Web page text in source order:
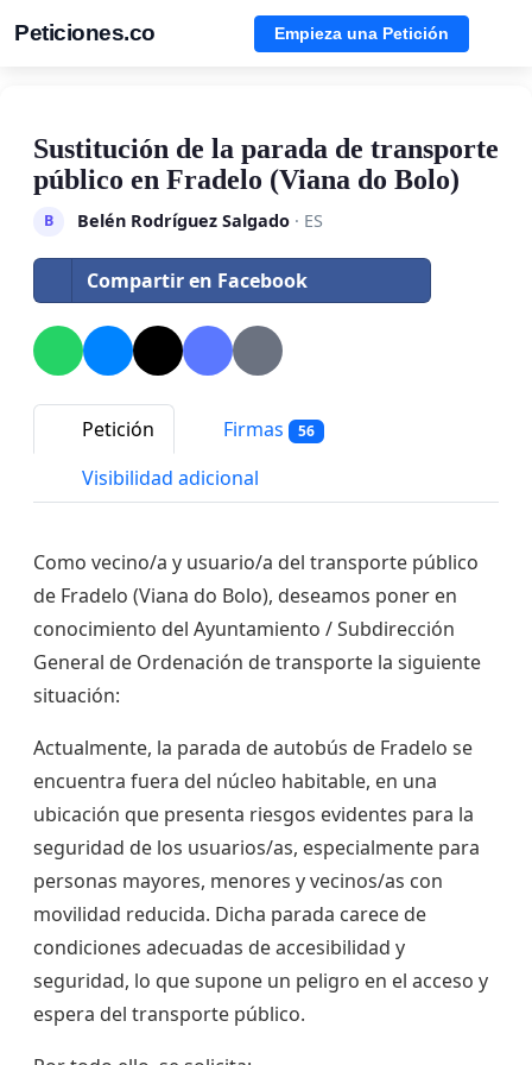
Peticiones.co Empieza una Petición
Sustitución de la parada de transporte
público en Fradelo (Viana do Bolo)
B Belén Rodríguez Salgado· ES
Compartir en Facebook
Petición Firmas 56
Visibilidad adicional
Como vecino/a y usuario/a del transporte público
de Fradelo (Viana do Bolo), deseamos poner en
conocimiento del Ayuntamiento / Subdirección
General de Ordenación de transporte la siguiente
situación:
Actualmente, la parada de autobús de Fradelo se
encuentra fuera del núcleo habitable, en una
ubicación que presenta riesgos evidentes para la
seguridad de los usuarios/as, especialmente para
personas mayores, menores y vecinos/as con
movilidad reducida. Dicha parada carece de
condiciones adecuadas de accesibilidad y
seguridad, lo que supone un peligro en el acceso y
espera del transporte público.